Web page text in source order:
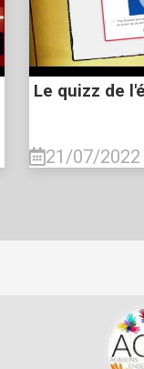
Le quizz de
21/07/2022